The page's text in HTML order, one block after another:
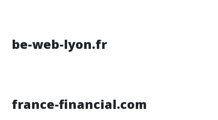
be-web-lyon.fr
france-financial.com